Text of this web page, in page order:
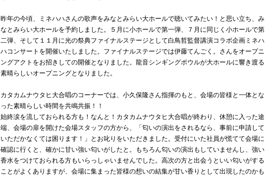
昨年の今頃、ミネハハさんの歌声をみなとみらい大ホールで聴いてみたい！と思い立ち、み
なとみらい大ホールを予約しました。５月に小ホールで第一弾、７月に同じく小ホールで第
二弾、そして１１月に光の祭典ファイナルステージとして白鳥哲監督講演コラボ企画ミネハ
ハコンサートを開催いたしました。ファイナルステージでは伊藤てんごく。さんをオープニ
ングアクトをお招きしての開催となりました。龍音シンギングボウルが大ホールに響き渡る
素晴らしいオープニングとなりました。
カタカムナウタヒ大合唱のコーナーでは、小久保隆さん指揮のもと、会場の皆様と一体とな
った素晴らしい時間を共鳴共振！！
始終涙を流しておられる方も！なんと！カタカムナウタヒ大合唱が終わり、休憩に入った途
端、会場の扉を開けた会場スタッフの方から、「匂いの演出をされるなら、事前に申請して
いただかなくては困ります！」とお叱りをいただきました。受付にいた社員が慌てて会場に
確認に行くと、確かに甘い強い匂いがしたと。もちろん匂いの演出もしていませんし、強い
香水をつけておられる方もいらっしゃいませんでした。高次の方と出会うといい匂いがする
ことがよくありますが、会場に集まった皆様の想いの結集が甘い香りとして出現したのかも